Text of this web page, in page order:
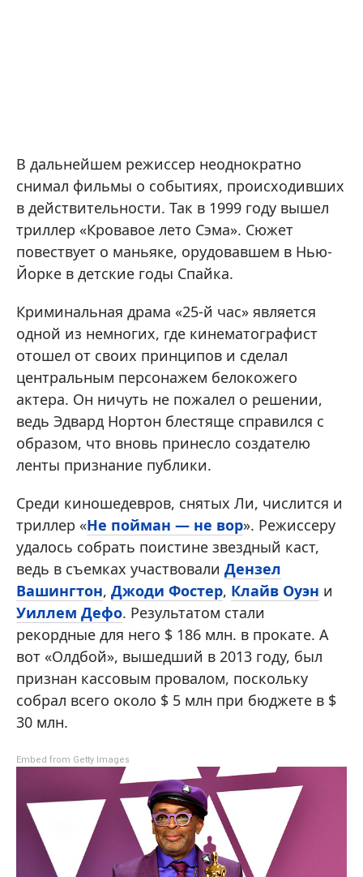
В дальнейшем режиссер неоднократно
снимал фильмы о событиях, происходивших
в действительности. Так в 1999 году вышел
триллер «Кровавое лето Сэма». Сюжет
повествует о маньяке, орудовавшем в Нью-
Йорке в детские годы Спайка.
Криминальная драма «25-й час» является
одной из немногих, где кинематографист
отошел от своих принципов и сделал
центральным персонажем белокожего
актера. Он ничуть не пожалел о решении,
ведь Эдвард Нортон блестяще справился с
образом, что вновь принесло создателю
ленты признание публики.
Среди киношедевров, снятых Ли, числится и
триллер «Не пойман — не вор». Режиссеру
удалось собрать поистине звездный каст,
ведь в съемках участвовали Дензел
Вашингтон, Джоди Фостер, Клайв Оуэн и
Уиллем Дефо. Результатом стали
рекордные для него $ 186 млн. в прокате. А
вот «Олдбой», вышедший в 2013 году, был
признан кассовым провалом, поскольку
собрал всего около $ 5 млн при бюджете в $
30 млн.
Embed from Getty Images